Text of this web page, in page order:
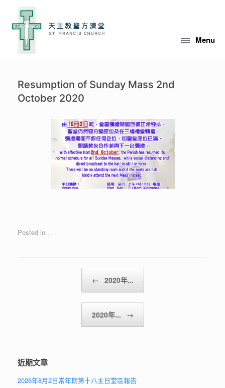
content
Menu
Resumption of Sunday Mass 2nd
October 2020
Posted in .
Post navigation
← 2020年...
2020年... →
近期文章
2026年8月2日常年期第十八主日堂區報告